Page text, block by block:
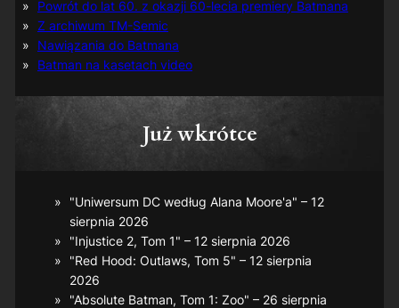
Powrót do lat 60. z okazji 60-lecia premiery Batmana
Z archiwum TM-Semic
Nawiązania do Batmana
Batman na kasetach video
Już wkrótce
"Uniwersum DC według Alana Moore'a" – 12
sierpnia 2026
"Injustice 2, Tom 1" – 12 sierpnia 2026
"Red Hood: Outlaws, Tom 5" – 12 sierpnia
2026
"Absolute Batman, Tom 1: Zoo" – 26 sierpnia